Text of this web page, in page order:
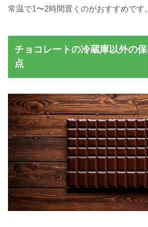
常温で1〜2時間置くのがおすすめです。
チョコレートの冷蔵庫以外の
点